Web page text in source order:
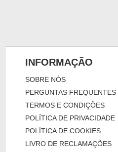
INFORMAÇÃO
SOBRE NÓS
PERGUNTAS FREQUENTES
TERMOS E CONDIÇÕES
POLÍTICA DE PRIVACIDADE
POLÍTICA DE COOKIES
LIVRO DE RECLAMAÇÕES